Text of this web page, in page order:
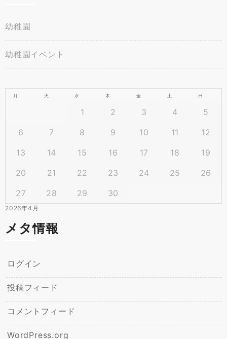
幼稚園
幼稚園イベント
2026年4月
月 火 水 木 金 土 日
1 2 3 4
5
6
7 8 9 10 11
12
13
14 15 16 17 18
19
20
21 22 23 24 25
26
27
28 29 30
メタ情報
ログイン
投稿フィード
コメントフィード
WordPress.org